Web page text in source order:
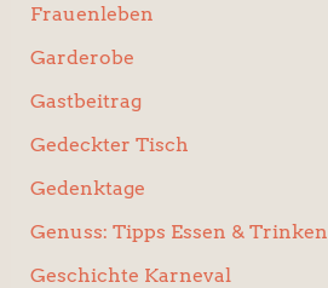
Frauenleben
Garderobe
Gastbeitrag
Gedeckter Tisch
Gedenktage
Genuss: Tipps Essen & Trinken
Geschichte Karneval